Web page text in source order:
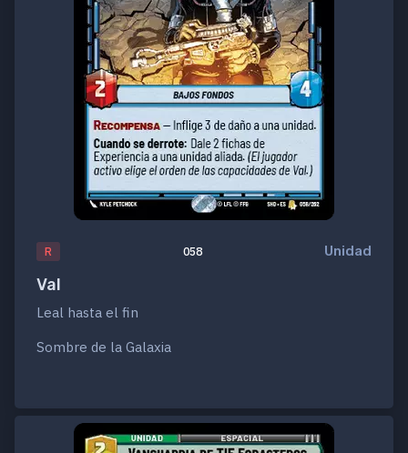
R 058 Unidad
Val
Leal hasta el fin
Sombre de la Galaxia